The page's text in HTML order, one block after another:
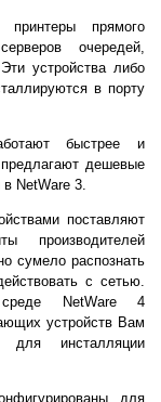
прямого
очередей,
устройства либо
в порту
быстрее и
дешевые
в NetWare 3.
поставляют
производителей
сумело распознать
с сетью.
NetWare 4
устройств Вам
для инсталляции
для